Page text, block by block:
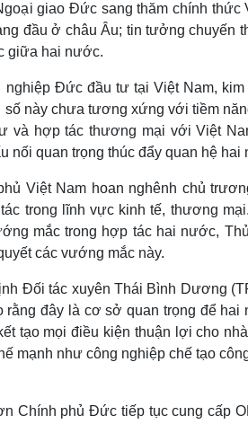
giao Đức sang thăm chính
đầu ở châu Âu; tin tưởng chuyến
giữa hai nước.
nghiệp Đức đầu tư tại Việt Nam,
này chưa tương xứng với tiềm
và hợp tác thương mại với Việt
nối quan trọng thúc đẩy quan hệ
Việt Nam hoan nghênh chủ
trong lĩnh vực kinh tế, thương
mắc trong hợp tác hai nước,
các vướng mắc này.
Đối tác xuyên Thái Bình Dương
rằng đây là cơ sở quan trọng để
tạo mọi điều kiện thuận lợi cho
mạnh như công nghiệp chế tạo
Chính phủ Đức tiếp tục cung cấp